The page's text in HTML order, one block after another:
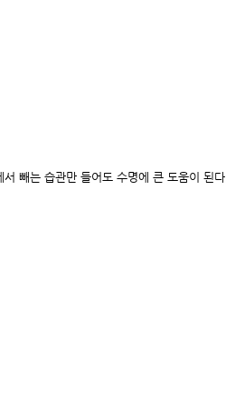
빼는 습관만 들어도 수명에 큰 도움이 된다.